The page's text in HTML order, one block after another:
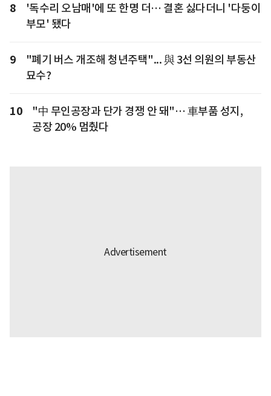
8
'독수리 오남매'에 또 한명 더… 결혼 싫다더니 '다둥이
부모' 됐다
9
"폐기 버스 개조해 청년주택"... 與 3선 의원의 부동산
묘수?
10
"中 무인공장과 단가 경쟁 안 돼"… 車부품 성지,
공장 20% 멈췄다